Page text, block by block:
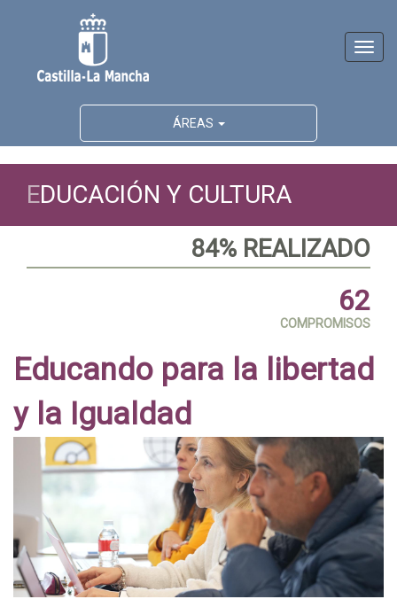
ÁREAS
EDUCACIÓN Y CULTURA
84% REALIZADO
62
COMPROMISOS
Educando para la libertad
y la Igualdad